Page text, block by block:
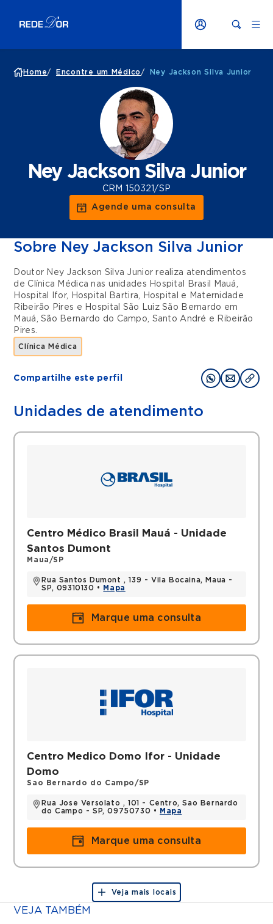
Home/ Encontre um Médico / Ney Jackson Silva Junior
Ney Jackson Silva Junior
CRM 150321/SP
Agende uma consulta
Sobre Ney Jackson Silva Junior
Doutor Ney Jackson Silva Junior realiza atendimentos
de Clínica Médica nas unidades Hospital Brasil Mauá,
Hospital Ifor, Hospital Bartira,
Hospital e Maternidade
Ribeirão Pires e Hospital São Luiz São Bernardo em
Mauá,São Bernardo do Campo, Santo André e Ribeirão
Pires.
Clínica Médica
Compartilhe este perfil
Unidades de atendimento
Centro Médico Brasil Mauá - Unidade
Santos Dumont
Maua/SP
Rua Santos Dumont , 139 - Vila Bocaina, Maua -
SP, 09310130 •
Mapa
Marque uma consulta
Centro Medico Domo Ifor - Unidade
Domo
Sao Bernardo do Campo/SP
Rua Jose Versolato , 101 - Centro, Sao Bernardo
do Campo - SP, 09750730 •
Mapa
Marque uma consulta
Veja mais locais
VEJA TAMBÉM